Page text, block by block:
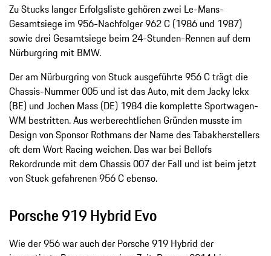
Zu Stucks langer Erfolgsliste gehören zwei Le-Mans-
Gesamtsiege im 956-Nachfolger 962 C (1986 und 1987)
sowie drei Gesamtsiege beim 24-Stunden-Rennen auf dem
Nürburgring mit BMW.
Der am Nürburgring von Stuck ausgeführte 956 C trägt die
Chassis-Nummer 005 und ist das Auto, mit dem Jacky Ickx
(BE) und Jochen Mass (DE) 1984 die komplette Sportwagen-
WM bestritten. Aus werberechtlichen Gründen musste im
Design von Sponsor Rothmans der Name des Tabakherstellers
oft dem Wort Racing weichen. Das war bei Bellofs
Rekordrunde mit dem Chassis 007 der Fall und ist beim jetzt
von Stuck gefahrenen 956 C ebenso.
Porsche 919 Hybrid Evo
Wie der 956 war auch der Porsche 919 Hybrid der